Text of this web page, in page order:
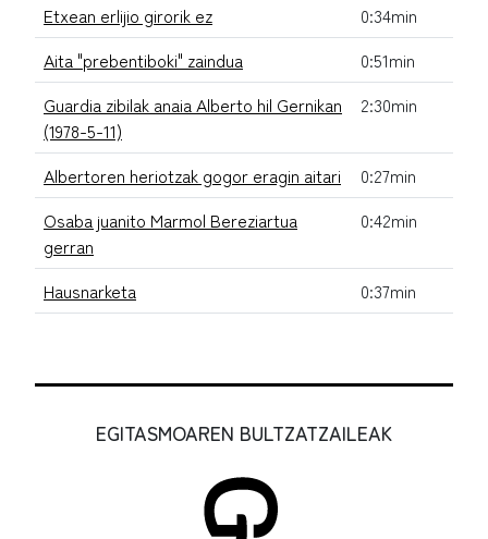
Etxean erlijio girorik ez
0:34min
Aita "prebentiboki" zaindua
0:51min
Guardia zibilak anaia Alberto hil Gernikan
(1978-5-11)
2:30min
Albertoren heriotzak gogor eragin aitari
0:27min
Osaba juanito Marmol Bereziartua
gerran
0:42min
Hausnarketa 0:37min
EGITASMOAREN BULTZATZAILEAK